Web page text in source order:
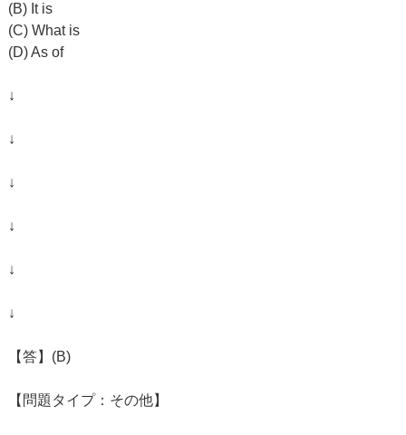
(B) It is
(C) What is
(D) As of
↓
↓
↓
↓
↓
↓
【答】(B)
【問題タイプ：その他】